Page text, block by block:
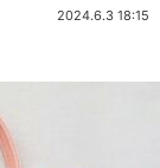
2024.6.3 18:15